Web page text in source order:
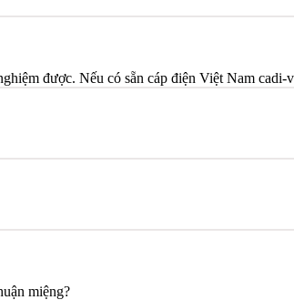
được. Nếu có sẵn cáp điện Việt Nam cadi-
miệng?